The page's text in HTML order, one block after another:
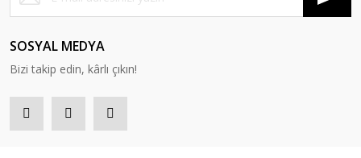
SOSYAL MEDYA
Bizi takip edin, kârlı çıkın!